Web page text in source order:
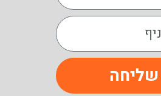
שליחה